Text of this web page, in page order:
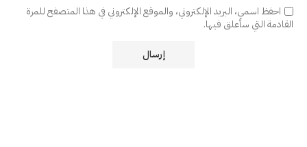
احفظ اسمي، البريد الإلكتروني، والموقع الإلكتروني في هذا المتصفح للمرة
القادمة التي سأعلق فيها.